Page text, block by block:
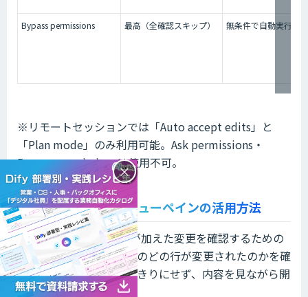
Bypass permissions 最高（全確認スキップ） 無条件で自動実行
※リモートセッションでは「Auto accept edits」と
「Plan mode」のみ利用可能。Ask permissions・
Bypass permissionsは使用不可。
差分ビューとプレビューペインの活用方法
差分ビューは、Claudeが加えた変更を確認するための
画面です。どのファイルのどの行が変更されたのかを確
認できるため、AIに任せきりにせず、内容を見ながら開
発を進められます。
×